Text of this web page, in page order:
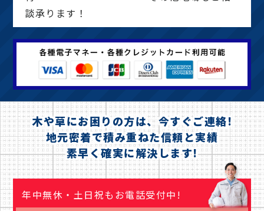
談承ります！
木や草にお困りの方は、今すぐご連絡!
地元密着で積み重ねた信頼と実績
素早く確実に解決します!
年中無休・土日祝もお電話受付中!